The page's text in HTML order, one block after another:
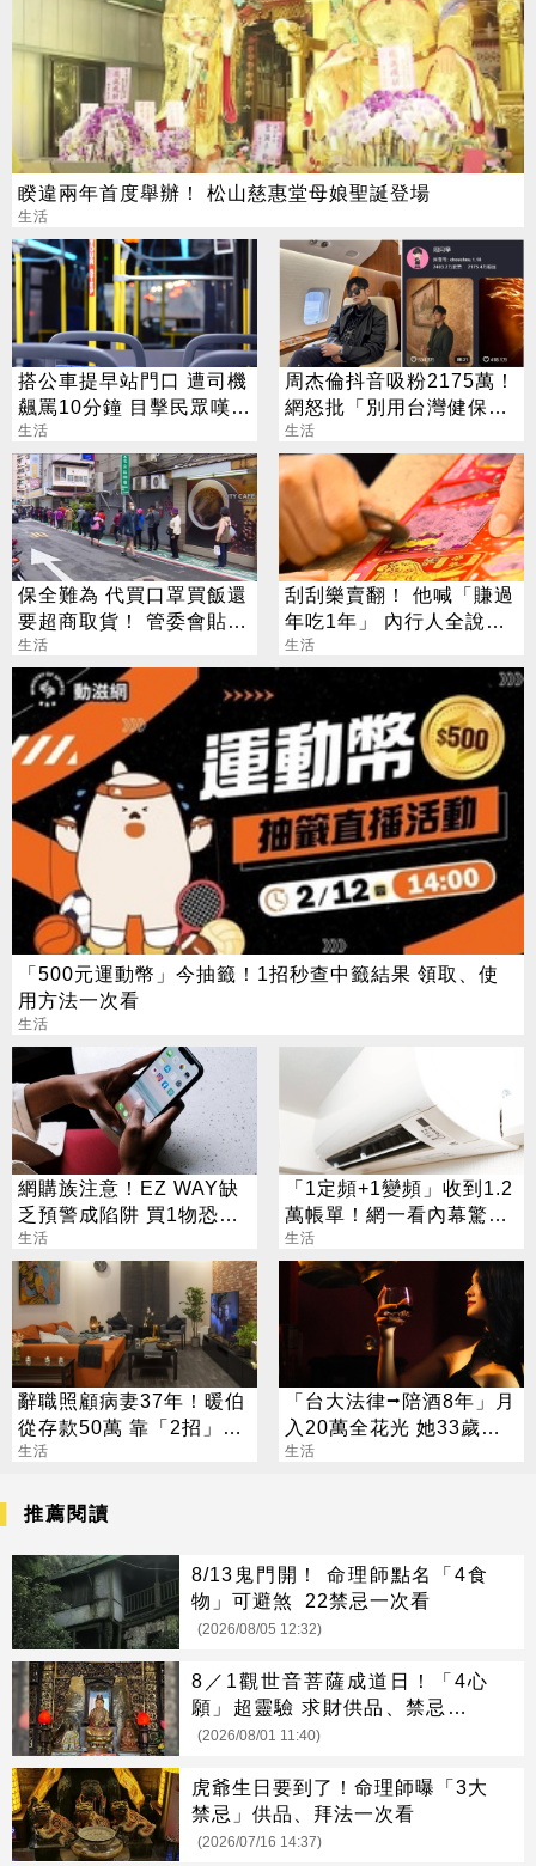
睽違兩年首度舉辦！ 松山慈惠堂母娘聖誕登場
生活
搭公車提早站門口 遭司機
飆罵10分鐘 目擊民眾嘆：
惹不起的存在
生活
周杰倫抖音吸粉2175萬！
網怒批「別用台灣健保」
Cheap譏：你以爲他需要
生活
保全難為 代買口罩買飯還
要超商取貨！ 管委會貼公
告嚴格禁止！
生活
刮刮樂賣翻！ 他喊「賺過
年吃1年」 內行人全說
了：生存不易
生活
「500元運動幣」今抽籤！1招秒查中籤結果 領取、使
用方法一次看
生活
網購族注意！EZ WAY缺
乏預警成陷阱 買1物恐挨
罰百萬
生活
「1定頻+1變頻」收到1.2
萬帳單！網一看內幕驚：
養了吃電怪物
生活
辭職照顧病妻37年！暖伯
從存款50萬 靠「2招」擁
23間房
生活
「台大法律⭢陪酒8年」月
入20萬全花光 她33歲重
考醫牙：我只想賺錢
生活
推薦閱讀
8/13鬼門開！ 命理師點名「4食
物」可避煞 22禁忌一次看
(2026/08/05 12:32)
8／1觀世音菩薩成道日！「4心
願」超靈驗 求財供品、禁忌一次
看
(2026/08/01 11:40)
虎爺生日要到了！命理師曝「3大
禁忌」供品、拜法一次看
(2026/07/16 14:37)